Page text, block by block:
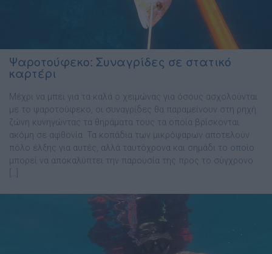
Ψαροτούφεκο: Συναγρίδες σε στατικό
καρτέρι
Μέχρι να μπει για τα καλά ο χειμώνας για όσους ασχολούνται
με το ψαροτούφεκο, οι συναγρίδες θα παραμείνουν στη ρηχή
ζώνη κυνηγώντας τα θηράματα τους τα οποία βρίσκονται
ακόμη σε αφθονία. Τα κοπάδια των μικρόψαρων αποτελούν
πόλο έλξης για αυτές, αλλά ταυτόχρονα και σημάδι το οποίο
μπορεί να αποκαλύπτει την παρουσία της προς το σύγχρονο